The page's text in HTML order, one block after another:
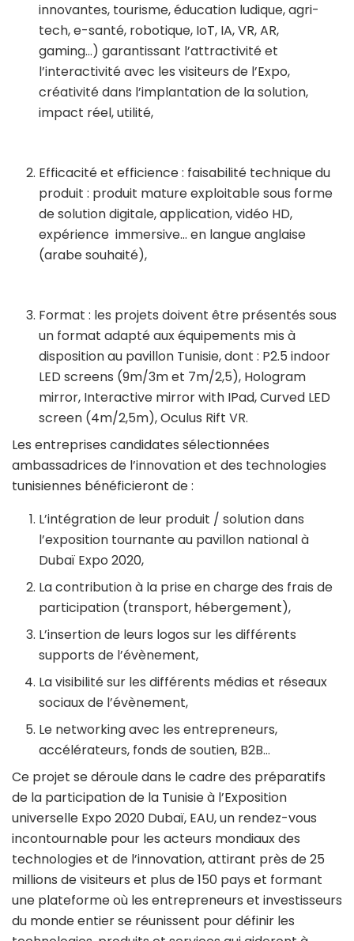
innovantes, tourisme, éducation ludique, agri-
tech, e-santé, robotique, IoT, IA, VR, AR,
gaming…) garantissant l’attractivité et
l’interactivité avec les visiteurs de l’Expo,
créativité dans l’implantation de la solution,
impact réel, utilité,
Efficacité et efficience : faisabilité technique du
produit : produit mature exploitable sous forme
de solution digitale, application, vidéo HD,
expérience immersive… en langue anglaise
(arabe souhaité),
Format : les projets doivent être présentés sous
un format adapté aux équipements mis à
disposition au pavillon Tunisie, dont : P2.5 indoor
LED screens (9m/3m et 7m/2,5), Hologram
mirror, Interactive mirror with IPad, Curved LED
screen (4m/2,5m), Oculus Rift VR.
Les entreprises candidates sélectionnées
ambassadrices de l’innovation et des technologies
tunisiennes bénéficieront de :
L’intégration de leur produit / solution dans
l’exposition tournante au pavillon national à
Dubaï Expo 2020,
La contribution à la prise en charge des frais de
participation (transport, hébergement),
L’insertion de leurs logos sur les différents
supports de l’évènement,
La visibilité sur les différents médias et réseaux
sociaux de l’évènement,
Le networking avec les entrepreneurs,
accélérateurs, fonds de soutien, B2B…
Ce projet se déroule dans le cadre des préparatifs
de la participation de la Tunisie à l’Exposition
universelle Expo 2020 Dubaï, EAU, un rendez-vous
incontournable pour les acteurs mondiaux des
technologies et de l’innovation, attirant près de 25
millions de visiteurs et plus de 150 pays et formant
une plateforme où les entrepreneurs et investisseurs
du monde entier se réunissent pour définir les